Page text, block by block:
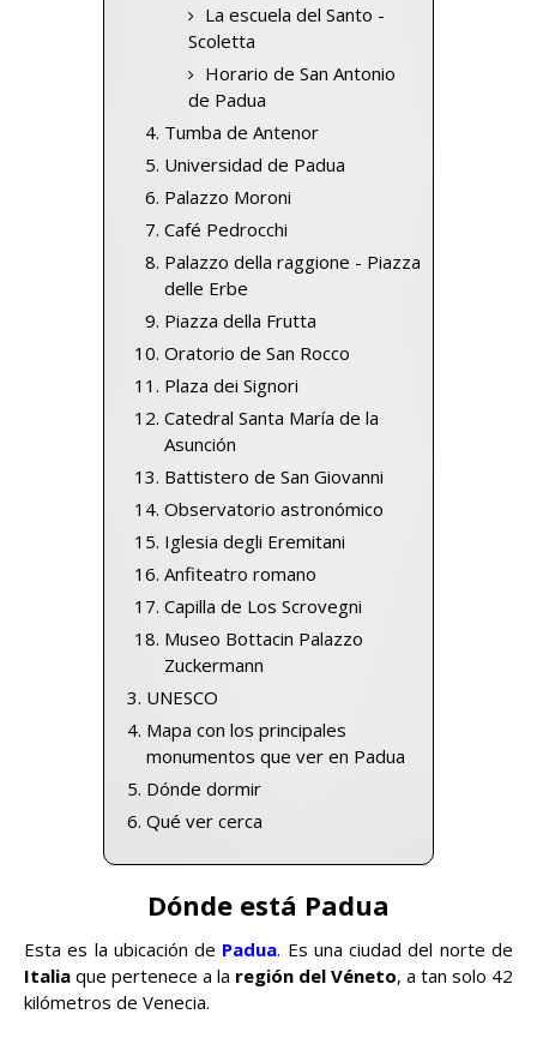
La escuela del Santo -
Scoletta
Horario de San Antonio
de Padua
Tumba de Antenor
Universidad de Padua
Palazzo Moroni
Café Pedrocchi
Palazzo della raggione - Piazza
delle Erbe
Piazza della Frutta
Oratorio de San Rocco
Plaza dei Signori
Catedral Santa María de la
Asunción
Battistero de San Giovanni
Observatorio astronómico
Iglesia degli Eremitani
Anfiteatro romano
Capilla de Los Scrovegni
Museo Bottacin Palazzo
Zuckermann
UNESCO
Mapa con los principales
monumentos que ver en Padua
Dónde dormir
Qué ver cerca
Dónde está Padua
Esta es la ubicación de Padua. Es una ciudad del norte de
Italia que pertenece a la región del Véneto, a tan solo 42
kilómetros de Venecia.